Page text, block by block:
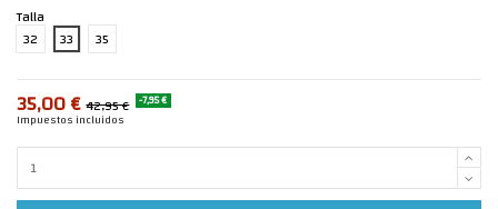
Talla
32
33 35
35,00 € 42,95 € -7,95 €
Impuestos incluidos